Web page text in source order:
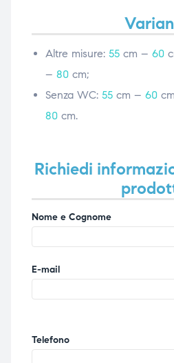
Altre misure: 55cm – 60
– 80 cm;
Senza WC: 55cm – 60
80cm.
Richiedi
Nome e Cognome
E-mail
Telefono